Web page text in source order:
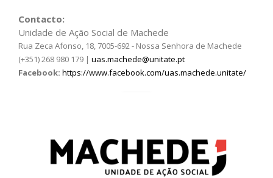
Contacto:
Unidade de Ação Social de Machede
Rua Zeca Afonso, 18, 7005-692 - Nossa Senhora de Machede
(+351) 268 980 179 | uas.machede@unitate.pt
Facebook: https://www.facebook.com/uas.machede.unitate/